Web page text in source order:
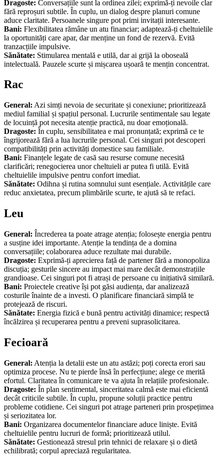
Dragoste: Conversațiile sunt la ordinea zilei; exprimă-ți nevoile clar
fără reproșuri subtile. În cuplu, un dialog despre planuri comune
aduce claritate. Persoanele singure pot primi invitații interesante.
Bani: Flexibilitatea rămâne un atu financiar; adaptează-ți cheltuielile
la oportunități care apar, dar menține un fond de rezervă. Evită
tranzacțiile impulsive.
Sănătate: Stimularea mentală e utilă, dar ai grijă la oboseală
intelectuală. Pauzele scurte și mișcarea ușoară te mențin concentrat.
Rac
General: Azi simți nevoia de securitate și conexiune; prioritizează
mediul familial și spațiul personal. Lucrurile sentimentale sau legate
de locuință pot necesita atenție practică, nu doar emoțională.
Dragoste: În cuplu, sensibilitatea e mai pronunțată; exprimă ce te
îngrijorează fără a lua lucrurile personal. Cei singuri pot descoperi
compatibilități prin activități domestice sau familiale.
Bani: Finanțele legate de casă sau resurse comune necesită
clarificări; renegocierea unor cheltuieli ar putea fi utilă. Evită
cheltuielile impulsive pentru confort imediat.
Sănătate: Odihna și rutina somnului sunt esențiale. Activitățile care
reduc anxietatea, precum plimbările scurte, te ajută să te refaci.
Leu
General: Încrederea ta poate atrage atenția; folosește energia pentru
a susține idei importante. Atenție la tendința de a domina
conversațiile; colaborarea aduce rezultate mai durabile.
Dragoste: Exprimă-ți aprecierea față de partener fără a monopoliza
discuția; gesturile sincere au impact mai mare decât demonstrațiile
grandioase. Cei singuri pot fi atrași de persoane cu inițiativă similară.
Bani: Proiectele creative își pot găsi audiența, dar analizează
costurile înainte de a investi. O planificare financiară simplă te
protejează de riscuri.
Sănătate: Energia fizică e bună pentru activități dinamice; respectă
încălzirea și recuperarea pentru a preveni suprasolicitarea.
Fecioară
General: Atenția la detalii este un atu astăzi; poți corecta erori sau
optimiza procese. Nu te pierde însă în perfecțiune; alege ce merită
efortul. Claritatea în comunicare te va ajuta în relațiile profesionale.
Dragoste: În plan sentimental, sinceritatea calmă este mai eficientă
decât criticile subtile. În cuplu, propune soluții practice pentru
probleme cotidiene. Cei singuri pot atrage parteneri prin prospețimea
și seriozitatea lor.
Bani: Organizarea documentelor financiare aduce liniște. Evită
cheltuielile pentru lucruri de formă; prioritizează utilul.
Sănătate: Gestionează stresul prin tehnici de relaxare și o dietă
echilibrată; corpul apreciază regularitatea.